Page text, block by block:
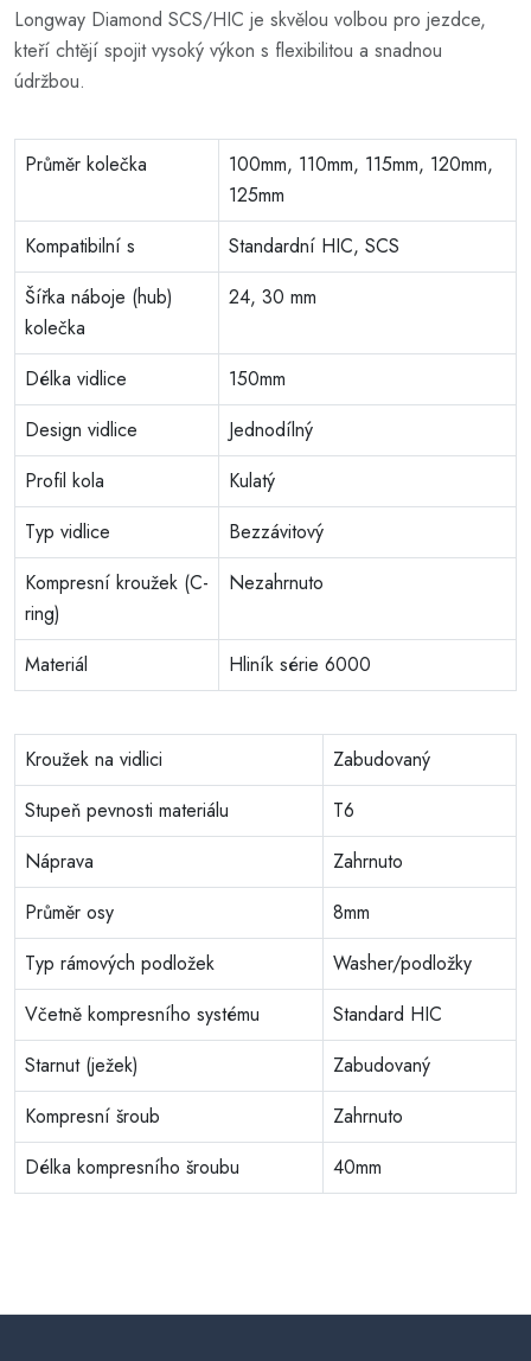
Longway Diamond SCS/HIC je skvělou volbou pro jezdce,
kteří chtějí spojit vysoký výkon s flexibilitou a snadnou
údržbou.
Průměr kolečka
100mm, 110mm, 115mm, 120mm,
125mm
Kompatibilní s
Standardní HIC, SCS
Šířka náboje (hub)
kolečka
24, 30 mm
Délka vidlice
150mm
Design vidlice
Jednodílný
Profil kola
Kulatý
Typ vidlice
Bezzávitový
Kompresní kroužek (C-
ring)
Nezahrnuto
Materiál Hliník série 6000
Kroužek na vidlici
Zabudovaný
Stupeň pevnosti materiálu
T6
Náprava
Zahrnuto
Průměr osy
8mm
Typ rámových podložek
Washer/podložky
Včetně kompresního systému
Standard HIC
Starnut (ježek)
Zabudovaný
Kompresní šroub
Zahrnuto
Délka kompresního šroubu
40mm